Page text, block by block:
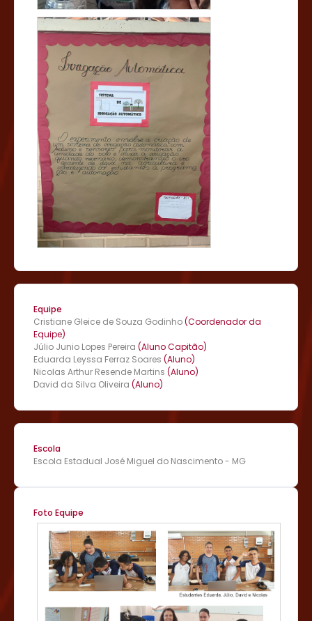
Equipe
Cristiane Gleice de Souza Godinho(Coordenador da
Equipe)
Júlio Junio Lopes Pereira (Aluno Capitão)
Eduarda Leyssa Ferraz Soares (Aluno)
Nicolas Arthur Resende Martins (Aluno)
David da Silva Oliveira (Aluno)
Escola
Escola Estadual José Miguel do Nascimento - MG
Foto Equipe